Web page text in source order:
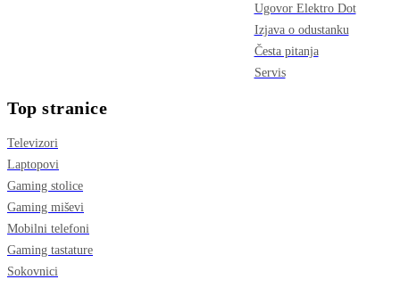
Ugovor Elektro Dot
Izjava o odustanku
Česta pitanja
Servis
Top stranice
Televizori
Laptopovi
Gaming stolice
Gaming miševi
Mobilni telefoni
Gaming tastature
Sokovnici